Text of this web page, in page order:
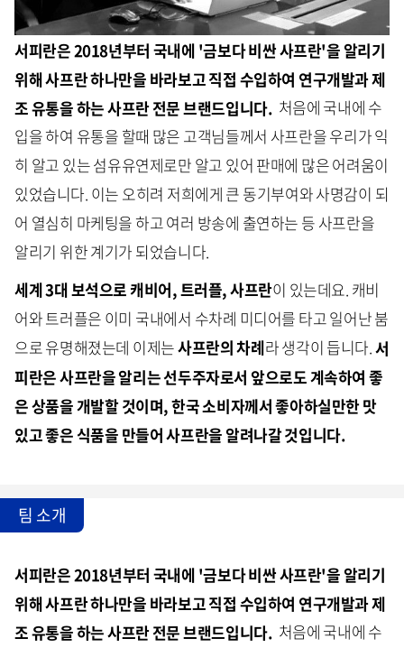
서피란은 2018년부터 국내에 '금보다 비싼 사프란'을 알리기
위해 사프란 하나만을 바라보고 직접 수입하여 연구개발과 제
조 유통을 하는 사프란 전문 브랜드입니다. 처음에 국내에 수
입을 하여 유통을 할때 많은 고객님들께서 사프란을 우리가 익
히 알고 있는 섬유유연제로만 알고 있어 판매에 많은 어려움이
있었습니다. 이는 오히려 저희에게 큰 동기부여와 사명감이 되
어 열심히 마케팅을 하고 여러 방송에 출연하는 등 사프란을
알리기 위한 계기가 되었습니다.
세계 3대 보석으로 캐비어, 트러플, 사프란이 있는데요. 캐비
어와 트러플은 이미 국내에서 수차례 미디어를 타고 일어난 붐
으로 유명해졌는데 이제는사프란의 차례라 생각이 듭니다.서
피란은 사프란을 알리는 선두주자로서 앞으로도 계속하여 좋
은 상품을 개발할 것이며, 한국 소비자께서 좋아하실만한 맛
있고 좋은 식품을 만들어 사프란을 알려나갈 것입니다.
팀 소개
서피란은 2018년부터 국내에 '금보다 비싼 사프란'을 알리기
위해 사프란 하나만을 바라보고 직접 수입하여 연구개발과 제
조 유통을 하는 사프란 전문 브랜드입니다. 처음에 국내에 수